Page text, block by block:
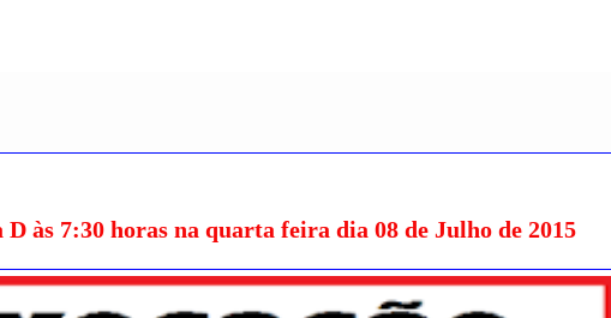
às 7:30 horas na quarta feira dia 08 de Julho de 2015